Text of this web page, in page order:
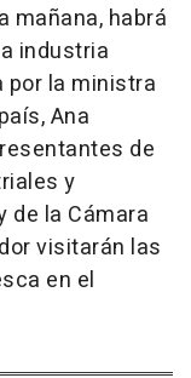
mañana, habrá
industria
por la ministra
Ana
de
y
de la Cámara
visitarán las
en el